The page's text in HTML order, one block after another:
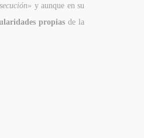
y aunque en su
propiasde la